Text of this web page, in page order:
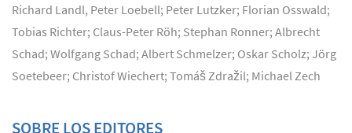
Richard Landl, Peter Loebell; Peter Lutzker; Florian Osswald;
Tobias Richter; Claus-Peter Röh; Stephan Ronner; Albrecht
Schad; Wolfgang Schad; Albert Schmelzer; Oskar Scholz; Jörg
Soetebeer; Christof Wiechert; Tomáš Zdražil; Michael Zech
SOBRE LOS EDITORES